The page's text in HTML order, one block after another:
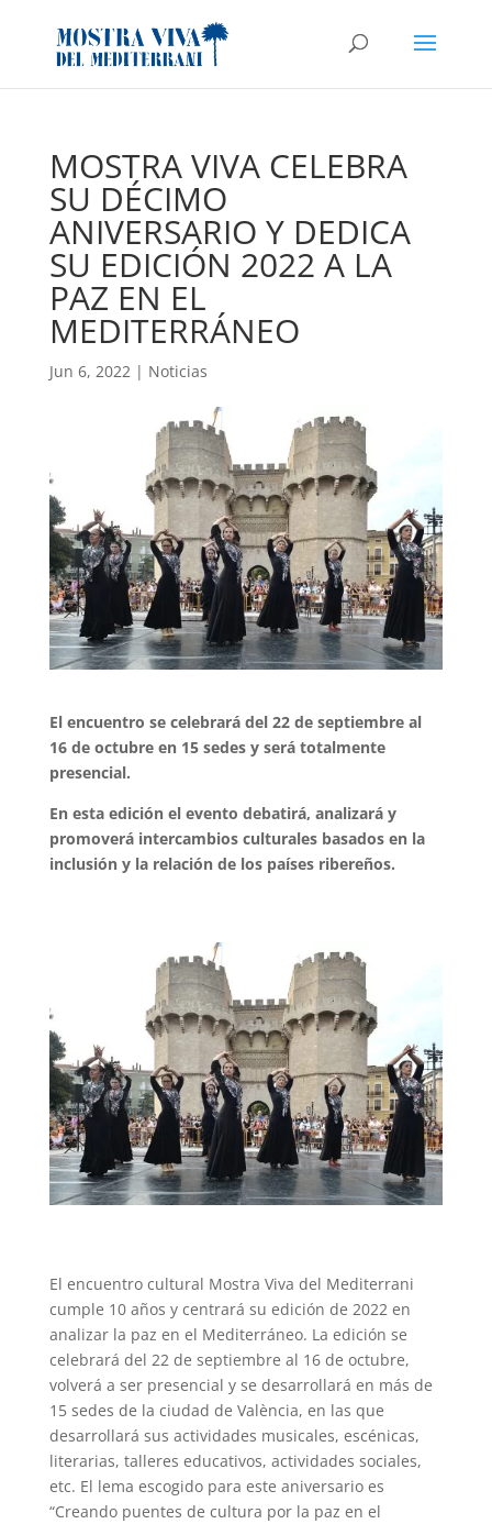
MOSTRA VIVA CELEBRA
SU DÉCIMO
ANIVERSARIO Y DEDICA
SU EDICIÓN 2022 A LA
PAZ EN EL
MEDITERRÁNEO
Jun 6, 2022| Noticias
El encuentro se celebrará del 22 de septiembre al
16 de octubre en 15 sedes y será totalmente
presencial.
En esta edición el evento debatirá, analizará y
promoverá intercambios culturales basados en la
inclusión y la relación de los países ribereños.
El encuentro cultural Mostra Viva del Mediterrani
cumple 10 años y centrará su edición de 2022 en
analizar la paz en el Mediterráneo. La edición se
celebrará del 22 de septiembre al 16 de octubre,
volverá a ser presencial y se desarrollará en más de
15 sedes de la ciudad de València, en las que
desarrollará sus actividades musicales, escénicas,
literarias, talleres educativos, actividades sociales,
etc. El lema escogido para este aniversario es
“Creando puentes de cultura por la paz en el